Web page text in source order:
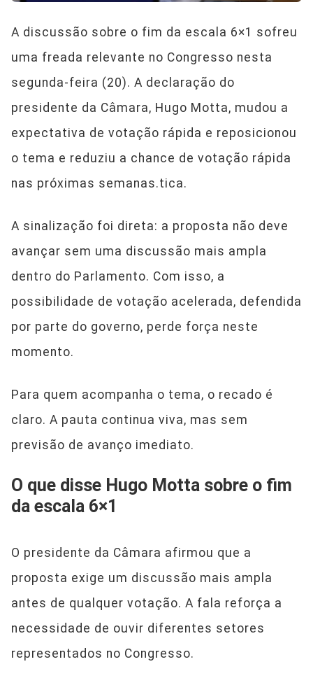
A discussão sobre o fim da escala 6×1 sofreu
uma freada relevante no Congresso nesta
segunda-feira (20). A declaração do
presidente da Câmara, Hugo Motta, mudou a
expectativa de votação rápida e reposicionou
o tema e reduziu a chance de votação rápida
nas próximas semanas.tica.
A sinalização foi direta: a proposta não deve
avançar sem uma discussão mais ampla
dentro do Parlamento. Com isso, a
possibilidade de votação acelerada, defendida
por parte do governo, perde força neste
momento.
Para quem acompanha o tema, o recado é
claro. A pauta continua viva, mas sem
previsão de avanço imediato.
O que disse Hugo Motta sobre o fim
da escala 6×1
O presidente da Câmara afirmou que a
proposta exige um discussão mais ampla
antes de qualquer votação. A fala reforça a
necessidade de ouvir diferentes setores
representados no Congresso.